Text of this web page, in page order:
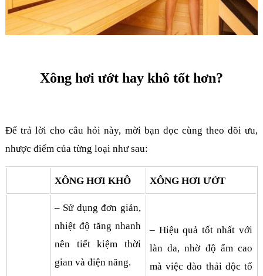
Xông hơi ướt hay khô tốt hơn?
Để trả lời cho câu hỏi này, mời bạn đọc cùng theo dõi ưu,
nhược điểm của từng loại như sau:
XÔNG HƠI KHÔ XÔNG HƠI ƯỚT
– Sử dụng đơn giản,
nhiệt độ tăng nhanh
nên tiết kiệm thời
gian và điện năng.
– Hiệu quả tốt nhất với
làn da, nhờ độ ẩm cao
mà việc đào thải độc tố